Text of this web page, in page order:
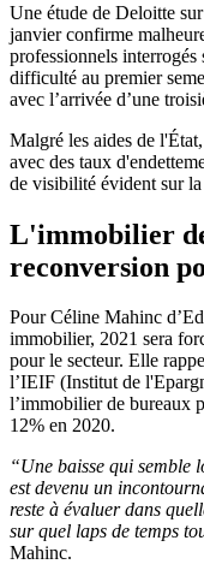
Une étude de Deloitte
janvier confirme
professionnels
difficulté au premier
avec l’arrivée d’une
Malgré les aides de
avec des taux
de visibilité évident sur la
L'immobilier
reconversion
Pour Céline Mahinc
immobilier, 2021 sera
pour le secteur. Elle
l’IEIF (Institut de
l’immobilier de bureaux
12% en 2020.
“Une baisse qui semble
est devenu un
reste à évaluer dans
sur quel laps de temps
Mahinc.